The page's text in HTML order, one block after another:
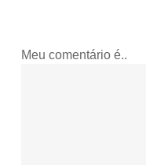
Meu comentário é..